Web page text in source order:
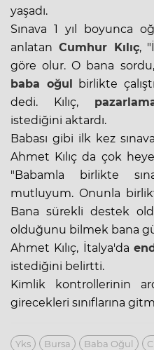
yaşadı.
Sınava 1 yıl boyunca
anlatan Cumhur Kılıç,
göre olur. O bana
baba oğul birlikte
dedi. Kılıç,
istediğini aktardı.
Babası gibi ilk kez
Ahmet Kılıç da çok
"Babamla birlikte
mutluyum. Onunla
Bana sürekli destek
olduğunu bilmek bana
Ahmet Kılıç, İtalya'da
istediğini belirtti.
Kimlik kontrollerinin
girecekleri sınıflarına
Yks Bursa Baba Oğul